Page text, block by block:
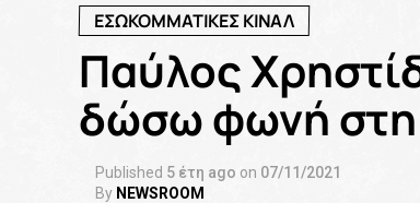
ΕΣΩΚΟΜΜΑΤΙΚΕΣ ΚΙΝΑΛ
Παύλος
δώσω φωνή στη
Published 5 έτη ago on 07/11/2021
By NEWSROOM